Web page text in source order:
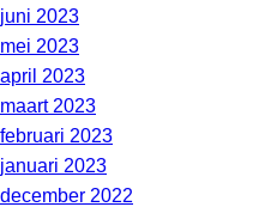
juni 2023
mei 2023
april 2023
maart 2023
februari 2023
januari 2023
december 2022